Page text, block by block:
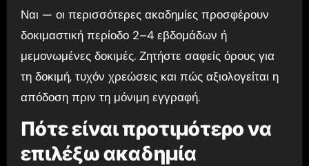
Ναι — οι περισσότερες ακαδημίες προσφέρουν
δοκιμαστική περίοδο 2–4 εβδομάδων ή
μεμονωμένες δοκιμές. Ζητήστε σαφείς όρους για
τη δοκιμή, τυχόν χρεώσεις και πώς αξιολογείται η
απόδοση πριν τη μόνιμη εγγραφή.
Πότε είναι προτιμότερο να
επιλέξω ακαδημία